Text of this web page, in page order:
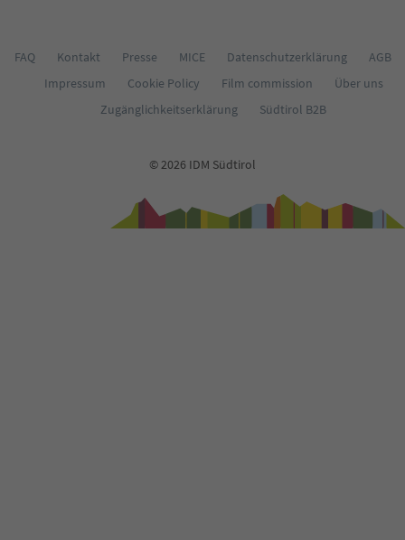
FAQ Kontakt Presse MICE Datenschutzerklärung
AGB
Impressum
Cookie Policy Film commission
Über uns
Zugänglichkeitserklärung
Südtirol B2B
© 2026 IDM Südtirol